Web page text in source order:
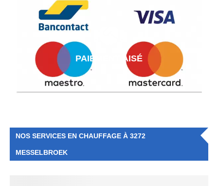
PAIEMENT AISÉ
NOS SERVICES EN CHAUFFAGE À 3272
MESSELBROEK